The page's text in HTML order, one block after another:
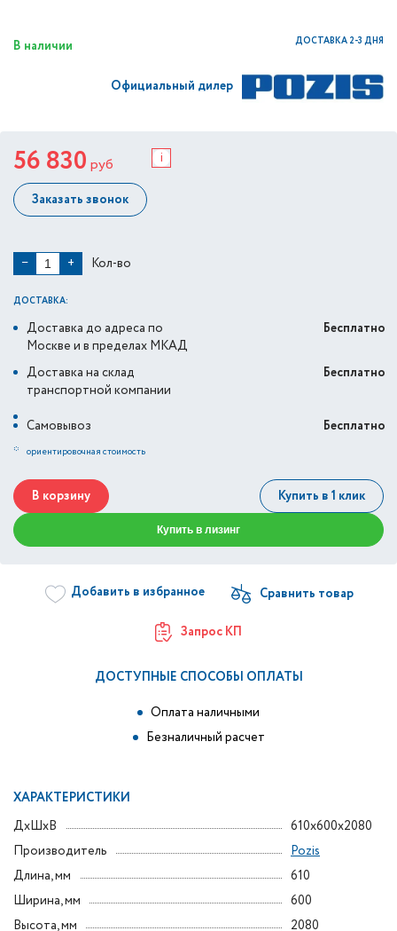
В наличии ДОСТАВКА 2-3 ДНЯ
Официальный дилер
56 830 руб
Заказать звонок
i
− + Кол-во
ДОСТАВКА:
Доставка до адреса по
Москве и в пределах МКАД
Бесплатно
Доставка на склад
транспортной компании
Бесплатно
Самовывоз
Бесплатно
* ориентировочная стоимость
В корзину Купить в 1 клик
Купить в лизинг
Добавить в избранное
Запрос КП
ДОСТУПНЫЕ СПОСОБЫ ОПЛАТЫ
Оплата наличными
Безналичный расчет
ХАРАКТЕРИСТИКИ
ДxШxВ
610x600x2080
Производитель
Pozis
Длина, мм
610
Ширина, мм
600
Высота, мм
2080